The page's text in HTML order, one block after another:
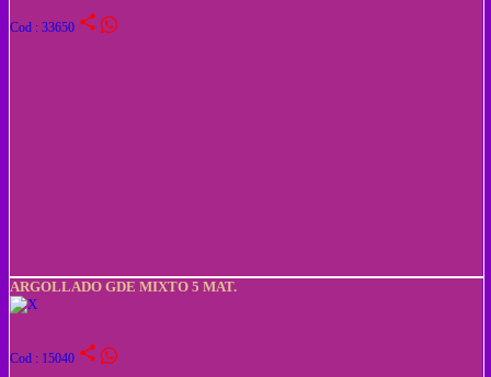
Cod : 33650 share
ARGOLLADO GDE MIXTO 5 MAT.
Cod : 15040 share